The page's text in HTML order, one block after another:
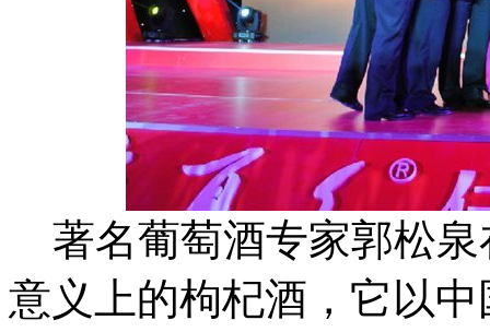
著名葡萄酒专家郭松泉
意义上的枸杞酒，它以